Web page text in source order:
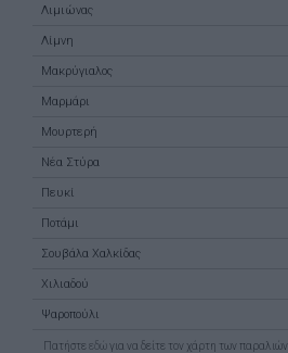
Λιμιώνας
Λίμνη
Μακρύγιαλος
Μαρμάρι
Μουρτερή
Νέα Στύρα
Πευκί
Ποτάμι
Σουβάλα Χαλκίδας
Χιλιαδού
Ψαροπούλι
Πατήστε εδώγια να δείτε τον χάρτη των παραλιών